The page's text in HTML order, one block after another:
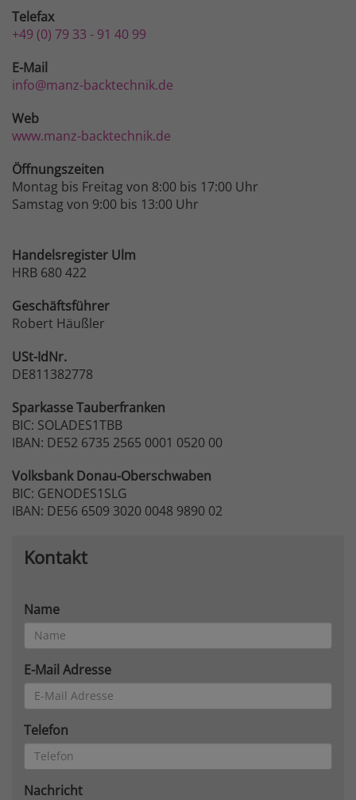
Telefax
+49 (0) 79 33 - 91 40 99
E-Mail
info@manz-backtechnik.de
Web
www.manz-backtechnik.de
Öffnungszeiten
Montag bis Freitag von 8:00 bis 17:00 Uhr
Samstag von 9:00 bis 13:00 Uhr
Handelsregister Ulm
HRB 680 422
Geschäftsführer
Robert Häußler
USt-IdNr.
DE811382778
SparkasseTauberfranken
BIC: SOLADES1TBB
IBAN: DE52 6735 2565 0001 0520 00
VolksbankDonau-Oberschwaben
BIC: GENODES1SLG
IBAN: DE56 6509 3020 0048 9890 02
Kontakt
Name
E-Mail Adresse
Telefon
Nachricht